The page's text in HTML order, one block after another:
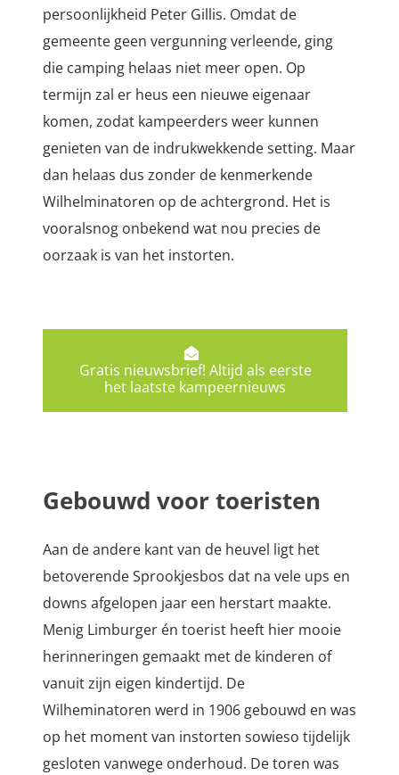
persoonlijkheid Peter Gillis. Omdat de
gemeente geen vergunning verleende, ging
die camping helaas niet meer open. Op
termijn zal er heus een nieuwe eigenaar
komen, zodat kampeerders weer kunnen
genieten van de indrukwekkende setting. Maar
dan helaas dus zonder de kenmerkende
Wilhelminatoren op de achtergrond. Het is
vooralsnog onbekend wat nou precies de
oorzaak is van het instorten.
Gratis nieuwsbrief! Altijd als eerste
het laatste kampeernieuws
Gebouwd voor toeristen
Aan de andere kant van de heuvel ligt het
betoverende Sprookjesbos dat na vele ups en
downs afgelopen jaar een herstart maakte.
Menig Limburger én toerist heeft hier mooie
herinneringen gemaakt met de kinderen of
vanuit zijn eigen kindertijd. De
Wilheminatoren werd in 1906 gebouwd en was
op het moment van instorten sowieso tijdelijk
gesloten vanwege onderhoud. De toren was